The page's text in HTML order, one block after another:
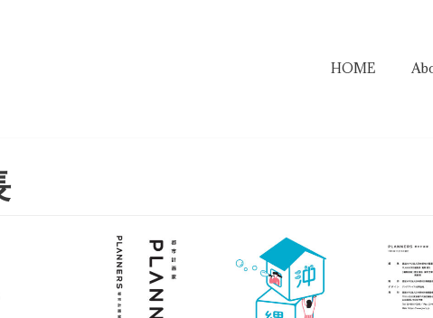
HOME